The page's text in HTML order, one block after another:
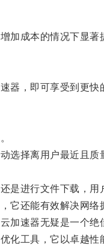
成本的情况下显著
，即可享受到更快
择离用户最近且质
进行文件下载，用
还能有效解决网络
速器无疑是一个绝
工具，它以卓越性